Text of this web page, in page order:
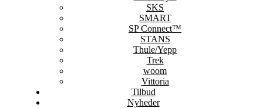
SKS
SMART
SP Connect™
STANS
Thule/Yepp
Trek
woom
Vittoria
Tilbud
Nyheder